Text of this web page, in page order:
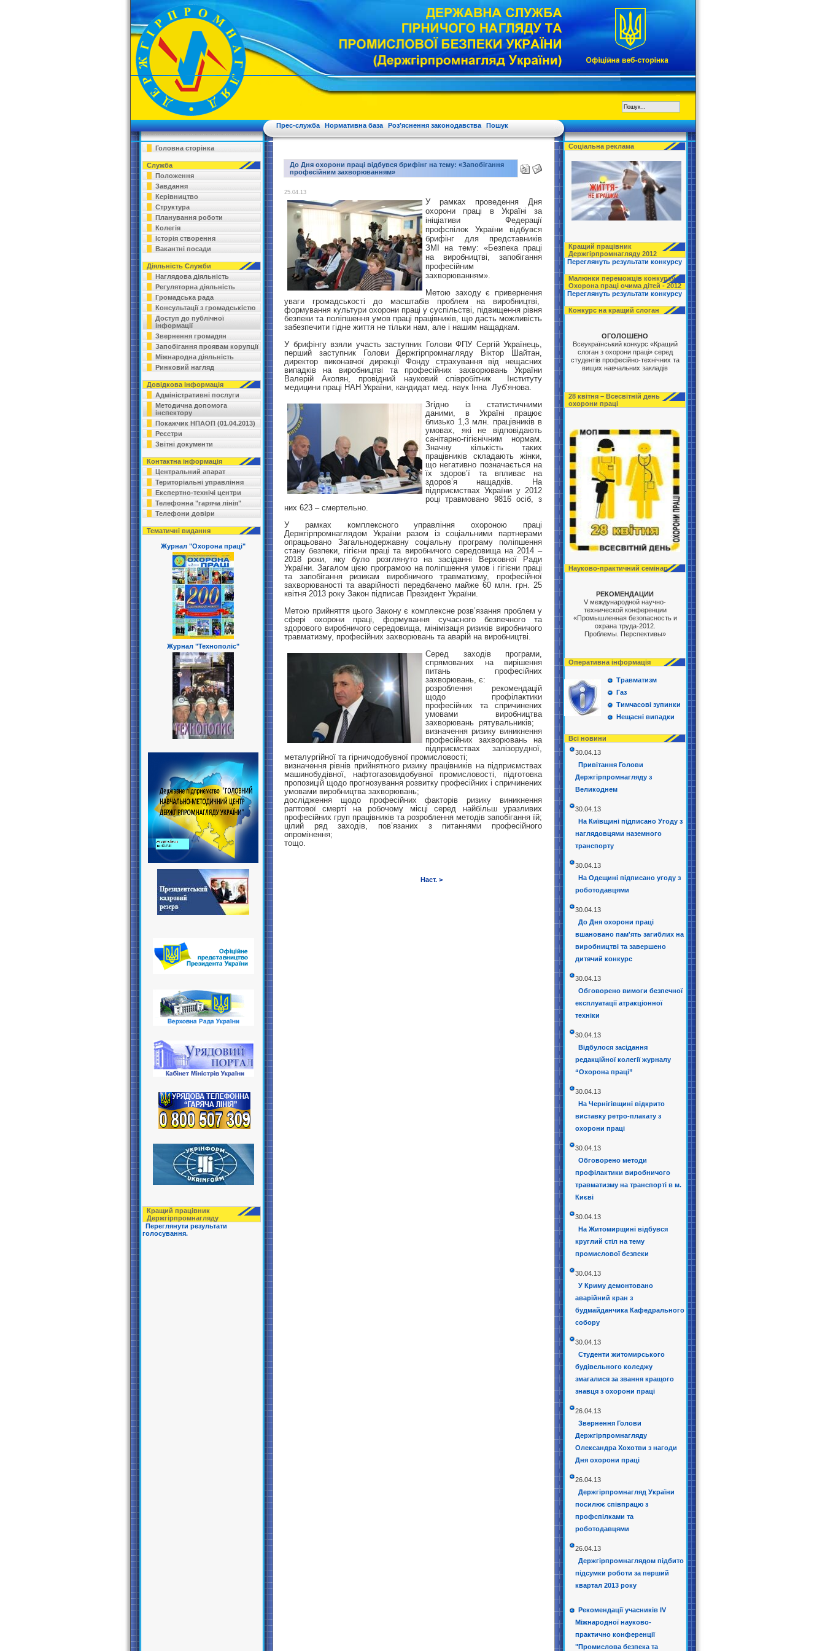
Прес-служба Нормативна база Роз’яснення законодавства Пошук
Головна сторінка
Служба
Положення
Завдання
Керівництво
Структура
Планування роботи
Колегія
Історія створення
Вакантні посади
Діяльність Служби
Наглядова діяльність
Регуляторна діяльність
Громадська рада
Консультації з громадськістю
Доступ до публічної
інформації
Звернення громадян
Запобігання проявам корупції
Міжнародна діяльність
Ринковий нагляд
Довідкова інформація
Адміністративні послуги
Методична допомога
інспектору
Покажчик НПАОП (01.04.2013)
Реєстри
Звітні документи
Контактна інформація
Центральний апарат
Територіальні управління
Експертно-технічі центри
Телефонна "гаряча лінія"
Телефони довіри
Тематичні видання
Журнал "Охорона праці"
Журнал "Технополіс"
Кращий працівник
Держгірпрoмнагляду
Переглянути результати
голосування.
До Дня охорони праці відбувся брифінг на тему: «Запобігання
професійним захворюванням»
25.04.13
У рамках проведення Дня
охорони праці в Україні за
ініціативи Федерації
профспілок України відбувся
брифінг для представників
ЗМІ на тему: «Безпека праці
на виробництві, запобігання
професійним
захворюванням».
Метою заходу є привернення
уваги громадськості до масштабів проблем на виробництві,
формування культури охорони праці у суспільстві, підвищення рівня
безпеки та поліпшення умов праці працівників, що дасть можливість
забезпечити гідне життя не тільки нам, але і нашим нащадкам.
У брифінгу взяли участь заступник Голови ФПУ Сергій Українець,
перший заступник Голови Держгірпромнагляду Віктор Шайтан,
директор виконавчої дирекції Фонду страхування від нещасних
випадків на виробництві та професійних захворювань України
Валерій Акопян, провідний науковий співробітник Інституту
медицини праці НАН України, кандидат мед. наук Інна Луб’янова.
Згідно із статистичними
даними, в Україні працює
близько 1,3 млн. працівників в
умовах, які не відповідають
санітарно-гігієнічним нормам.
Значну кількість таких
працівників складають жінки,
що негативно позначається на
їх здоров’ї та впливає на
здоров’я нащадків. На
підприємствах України у 2012
році травмовано 9816 осіб, з
них 623 – смертельно.
У рамках комплексного управління охороною праці
Держгірпромнаглядом України разом із соціальними партнерами
опрацьовано Загальнодержавну соціальну програму поліпшення
стану безпеки, гігієни праці та виробничого середовища на 2014 –
2018 роки, яку було розглянуто на засіданні Верховної Ради
України. Загалом цією програмою на поліпшення умов і гігієни праці
та запобігання ризикам виробничого травматизму, професійної
захворюваності та аварійності передбачено майже 60 млн. грн. 25
квітня 2013 року Закон підписав Президент України.
Метою прийняття цього Закону є комплексне розв’язання проблем у
сфері охорони праці, формування сучасного безпечного та
здорового виробничого середовища, мінімізація ризиків виробничого
травматизму, професійних захворювань та аварій на виробництві.
Серед заходів програми,
спрямованих на вирішення
питань професійних
захворювань, є:
розроблення рекомендацій
щодо профілактики
професійних та спричинених
умовами виробництва
захворювань рятувальників;
визначення ризику виникнення
професійних захворювань на
підприємствах залізорудної,
металургійної та гірничодобувної промисловості;
визначення рівнів прийнятного ризику працівників на підприємствах
машинобудівної, нафтогазовидобувної промисловості, підготовка
пропозицій щодо прогнозування розвитку професійних і спричинених
умовами виробництва захворювань;
дослідження щодо професійних факторів ризику виникнення
раптової смерті на робочому місці серед найбільш уразливих
професійних груп працівників та розроблення методів запобігання їй;
цілий ряд заходів, пов’язаних з питаннями професійного
опромінення;
тощо.
Наст. >
Соціальна реклама
Кращий працівник
Держгірпромнагляду 2012
Переглянуть результати конкурсу
Малюнки переможців конкурсу
Охорона праці очима дітей - 2012
Переглянуть результати конкурсу
Конкурс на кращий слоган
ОГОЛОШЕНО
Всеукраїнський конкурс «Кращий
слоган з охорони праці» серед
студентів професійно-технічних та
вищих навчальних закладів
28 квітня – Всесвітній день
охорони праці
Науково-практичний семінар
РЕКОМЕНДАЦИИ
V международной научно-
технической конференции
«Промышленная безопасность и
охрана труда-2012.
Проблемы. Перспективы»
Оперативна інформація
Травматизм
Газ
Тимчасові зупинки
Нещасні випадки
Всі новини
30.04.13
Привітання Голови
Держгірпромнагляду з
Великоднем
30.04.13
На Київщині підписано Угоду з
наглядовцями наземного
транспорту
30.04.13
На Одещині підписано угоду з
роботодавцями
30.04.13
До Дня охорони праці
вшановано пам'ять загиблих на
виробництві та завершено
дитячий конкурс
30.04.13
Обговорено вимоги безпечної
експлуатації атракціонної
техніки
30.04.13
Відбулося засідання
редакційної колегії журналу
“Охорона праці”
30.04.13
На Чернігівщині відкрито
виставку ретро-плакату з
охорони праці
30.04.13
Обговорено методи
профілактики виробничого
травматизму на транспорті в м.
Києві
30.04.13
На Житомирщині відбувся
круглий стіл на тему
промислової безпеки
30.04.13
У Криму демонтовано
аварійний кран з
будмайданчика Кафедрального
собору
30.04.13
Студенти житомирського
будівельного коледжу
змагалися за звання кращого
знавця з охорони праці
26.04.13
Звернення Голови
Держгірпромнагляду
Олександра Хохотви з нагоди
Дня охорони праці
26.04.13
Держгірпромнагляд України
посилює співпрацю з
профспілками та
роботодавцями
26.04.13
Держгірпромнаглядом підбито
підсумки роботи за перший
квартал 2013 року
Рекомендації учасників IV
Міжнародної науково-
практично конференції
"Промислова безпека та